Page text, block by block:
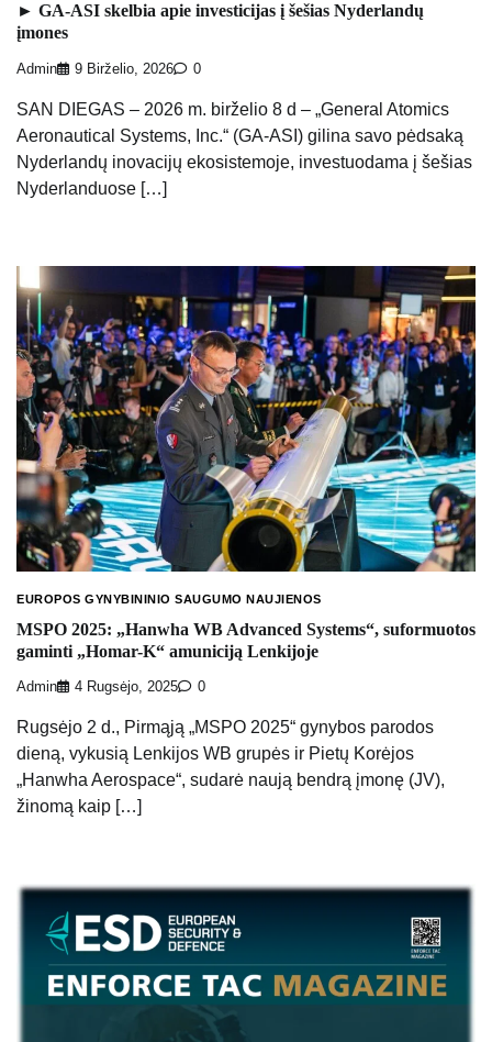
► GA-ASI skelbia apie investicijas į šešias Nyderlandų
įmones
Admin 9 Birželio, 2026 0
SAN DIEGAS – 2026 m. birželio 8 d – „General Atomics
Aeronautical Systems, Inc.“ (GA-ASI) gilina savo pėdsaką
Nyderlandų inovacijų ekosistemoje, investuodama į šešias
Nyderlanduose […]
EUROPOS GYNYBININIO SAUGUMO NAUJIENOS
MSPO 2025: „Hanwha WB Advanced Systems“, suformuotos
gaminti „Homar-K“ amuniciją Lenkijoje
Admin 4 Rugsėjo, 2025 0
Rugsėjo 2 d., Pirmąją „MSPO 2025“ gynybos parodos
dieną, vykusią Lenkijos WB grupės ir Pietų Korėjos
„Hanwha Aerospace“, sudarė naują bendrą įmonę (JV),
žinomą kaip […]